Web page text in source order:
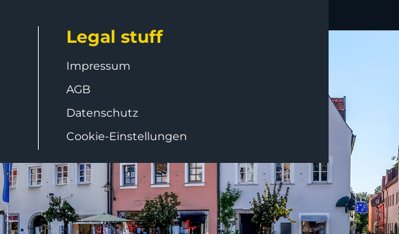
Legal stuff
Impressum
AGB
Datenschutz
Cookie-Einstellungen